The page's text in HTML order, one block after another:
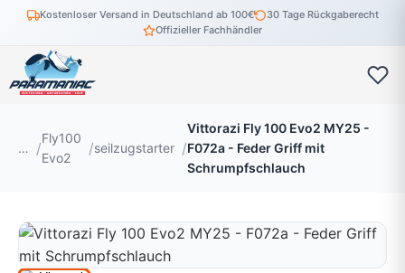
Kostenloser Versand in Deutschland ab 100€
30 Tage Rückgaberecht
Offizieller Fachhändler
…
Fly100
Evo2
seilzugstarter
Vittorazi Fly 100 Evo2 MY25 -
F072a - Feder Griff mit
Schrumpfschlauch